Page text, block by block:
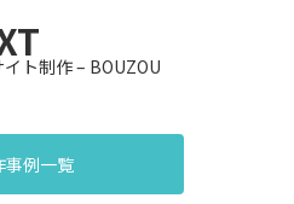
ト制作 – BOUZOU
事例一覧